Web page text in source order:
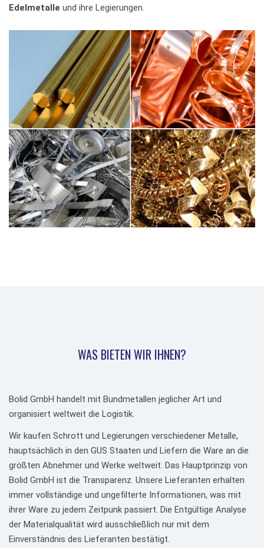
Edelmetalle und ihre Legierungen.
WAS BIETEN WIR IHNEN?
Bolid GmbH handelt mit Bundmetallen jeglicher Art und
organisiert weltweit die Logistik.
Wir kaufen Schrott und Legierungen verschiedener Metalle,
hauptsächlich in den GUS Staaten und Liefern die Ware an die
größten Abnehmer und Werke weltweit. Das Hauptprinzip von
Bolid GmbH ist die Transparenz. Unsere Lieferanten erhalten
immer vollständige und ungefilterte Informationen, was mit
ihrer Ware zu jedem Zeitpunk passiert. Die Entgültige Analyse
der Materialqualität wird ausschließlich nur mit dem
Einverständnis des Lieferanten bestätigt.